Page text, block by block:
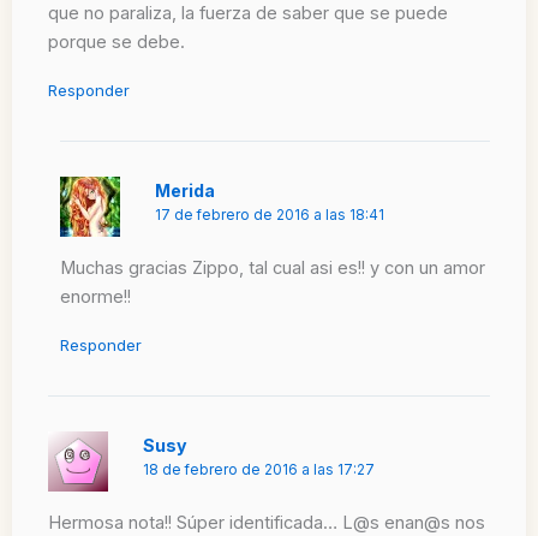
que no paraliza, la fuerza de saber que se puede
porque se debe.
Responder
Merida
17 de febrero de 2016 a las 18:41
Muchas gracias Zippo, tal cual asi es!! y con un amor
enorme!!
Responder
Susy
18 de febrero de 2016 a las 17:27
Hermosa nota!! Súper identificada… L@s enan@s nos